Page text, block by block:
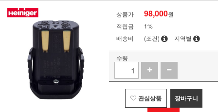
상품가 98,000원
적립금
1%
배송비
(조건) 지역별
수량
관심상품 장바구니